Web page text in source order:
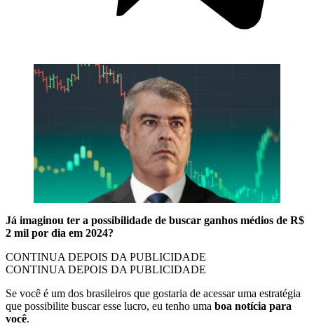
Já imaginou ter a possibilidade de buscar ganhos médios de R$
2 mil por dia em 2024?
CONTINUA DEPOIS DA PUBLICIDADE
CONTINUA DEPOIS DA PUBLICIDADE
Se você é um dos brasileiros que gostaria de acessar uma estratégia
que possibilite buscar esse lucro, eu tenho uma boa notícia para
você.